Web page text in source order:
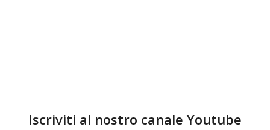
Iscriviti al nostro canale Youtube